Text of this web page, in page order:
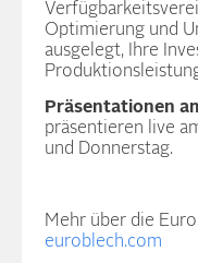
Optimierung und
ausgelegt, Ihre
Präsentationen
präsentieren live
und Donnerstag.
Mehr über die
euroblech.com